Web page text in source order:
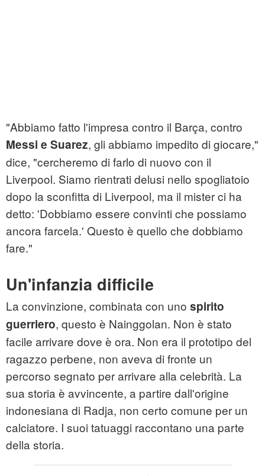
"Abbiamo fatto l'impresa contro il Barça, contro
Messi e Suarez, gli abbiamo impedito di giocare,"
dice, "cercheremo di farlo di nuovo con il
Liverpool. Siamo rientrati delusi nello spogliatoio
dopo la sconfitta di Liverpool, ma il mister ci ha
detto: 'Dobbiamo essere convinti che possiamo
ancora farcela.' Questo è quello che dobbiamo
fare."
Un'infanzia difficile
La convinzione, combinata con uno spirito
guerriero, questo è Nainggolan. Non è stato
facile arrivare dove è ora. Non era il prototipo del
ragazzo perbene, non aveva di fronte un
percorso segnato per arrivare alla celebrità. La
sua storia è avvincente, a partire dall'origine
indonesiana di Radja, non certo comune per un
calciatore. I suoi tatuaggi raccontano una parte
della storia.